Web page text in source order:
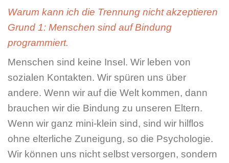
Warum kann ich die Trennung nicht akzeptieren
Grund 1: Menschen sind auf Bindung
programmiert.
Menschen sind keine Insel. Wir leben von
sozialen Kontakten. Wir spüren uns über
andere. Wenn wir auf die Welt kommen, dann
brauchen wir die Bindung zu unseren Eltern.
Wenn wir ganz mini-klein sind, sind wir hilflos
ohne elterliche Zuneigung, so die Psychologie.
Wir können uns nicht selbst versorgen, sondern